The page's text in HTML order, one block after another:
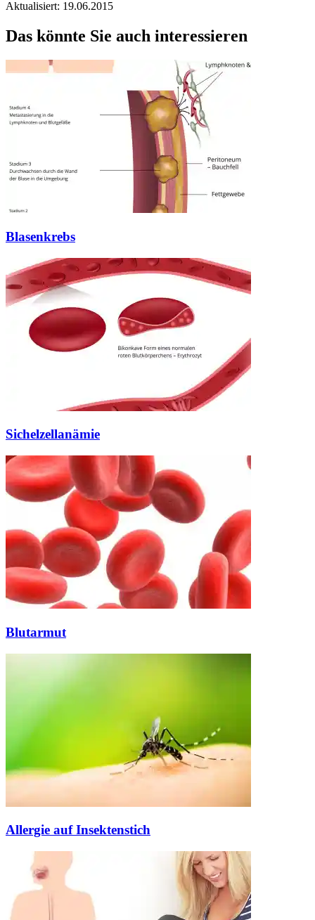
Aktualisiert: 19.06.2015
Das könnte Sie auch interessieren
Blasenkrebs
Sichelzellanämie
Blutarmut
Allergie auf Insektenstich